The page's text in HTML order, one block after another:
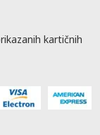
kartičnih